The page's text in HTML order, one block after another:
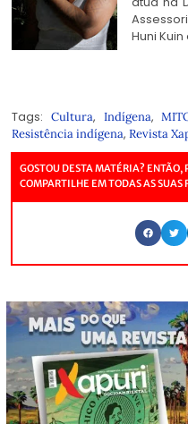
Huni Kuin
Tags: Cultura, Indígena,
Resistência indígena, Revista
GOSTOU DESTA MATÉRIA? ENTÃO,
COMPARTILHE EM TODAS AS SUAS